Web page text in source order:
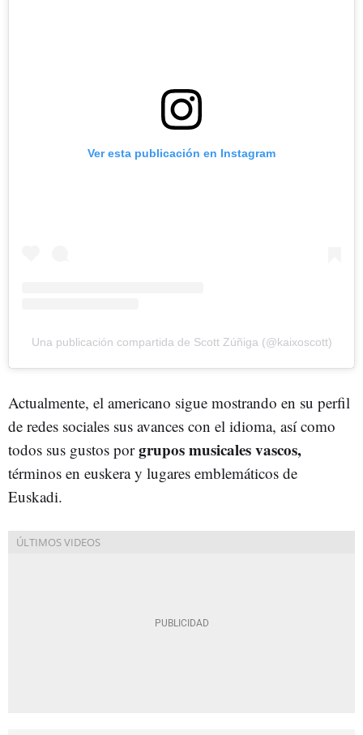
Ver esta publicación en Instagram
Una publicación compartida de Scott Zúñiga (@kaixoscott)
Actualmente, el americano sigue mostrando en su perfil
de redes sociales sus avances con el idioma, así como
todos sus gustos porgrupos musicales vascos,
términos en euskera y lugares emblemáticos de
Euskadi.